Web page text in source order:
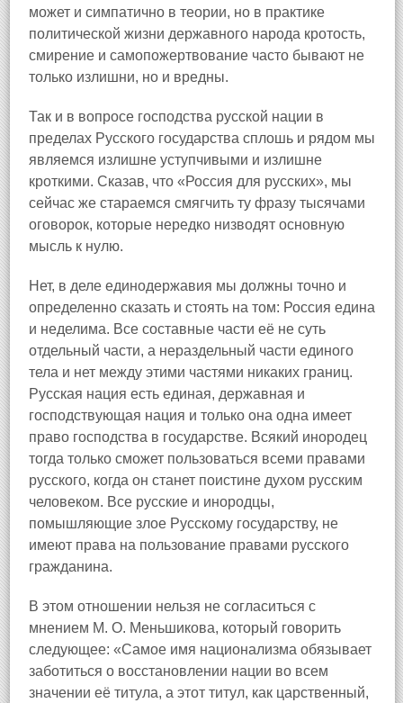
может и симпатично в теории, но в практике
политической жизни державного народа кротость,
смирение и самопожертвование часто бывают не
только излишни, но и вредны.
Так и в вопросе господства русской нации в
пределах Русского государства сплошь и рядом мы
являемся излишне уступчивыми и излишне
кроткими. Сказав, что «Россия для русских», мы
сейчас же стараемся смягчить ту фразу тысячами
оговорок, которые нередко низводят основную
мысль к нулю.
Нет, в деле единодержавия мы должны точно и
определенно сказать и стоять на том: Россия едина
и неделима. Все составные части её не суть
отдельный части, а нераздельный части единого
тела и нет между этими частями никаких границ.
Русская нация есть единая, державная и
господствующая нация и только она одна имеет
право господства в государстве. Всякий инородец
тогда только сможет пользоваться всеми правами
русского, когда он станет поистине духом русским
человеком. Все русские и инородцы,
помышляющие злое Русскому государству, не
имеют права на пользование правами русского
гражданина.
В этом отношении нельзя не согласиться с
мнением М. О. Меньшикова, который говорить
следующее: «Самое имя национализма обязывает
заботиться о восстановлении нации во всем
значении её титула, а этот титул, как царственный,